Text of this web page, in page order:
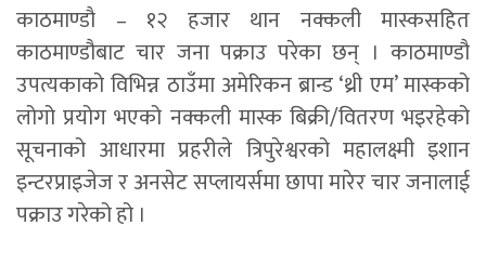
काठमाण्डाै – १२ हजार थान नक्कली मास्कसहित
काठमाण्डौबाट चार जना पक्राउ परेका छन् । काठमाण्डौ
उपत्यकाको विभिन्न ठाउँमा अमेरिकन ब्रान्ड ‘थ्री एम’ मास्कको
लोगो प्रयोग भएको नक्कली मास्क बिक्री/वितरण भइरहेको
सूचनाको आधारमा प्रहरीले त्रिपुरेश्वरको महालक्ष्मी इशान
इन्टरप्राइजेज र अनसेट सप्लायर्समा छापा मारेर चार जनालाई
पक्राउ गरेको हो ।